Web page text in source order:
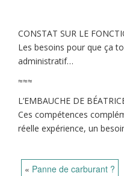
CONSTAT SUR LE
Les besoins pour que ça
administratif…
≈≈≈
L’EMBAUCHE DE
Ces compétences
réelle expérience, un
« Panne de carburant ?